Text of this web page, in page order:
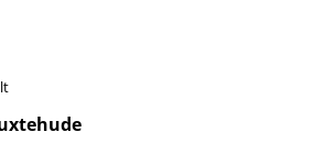
Patrizia und das ganze Team,
Sache, dass ich nicht noch einmal